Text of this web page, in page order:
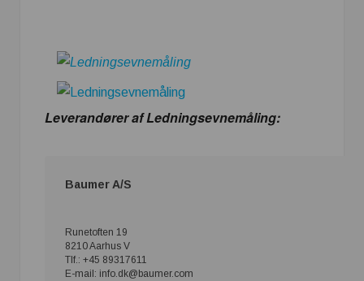
Leverandører af Ledningsevnemåling:
Baumer A/S
Runetoften 19
8210 Aarhus V
Tlf.: +45 89317611
E-mail: info.dk@baumer.com